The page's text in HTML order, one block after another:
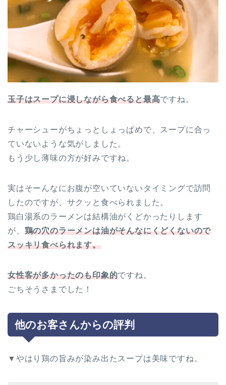
玉子はスープに浸しながら食べると最高ですね。
チャーシューがちょっとしょっぱめで、スープに合っ
ていないような気がしました。
もう少し薄味の方が好みですね。
実はそーんなにお腹が空いていないタイミングで訪問
したのですが、サクッと食べられました。
鶏白湯系のラーメンは結構油がくどかったりします
が、 鶏の穴のラーメンは油がそんなにくどくないので
スッキリ食べられます。
女性客が多かったのも印象的ですね。
ごちそうさまでした！
他のお客さんからの評判
▼やはり鶏の旨みが染み出たスープは美味ですね。